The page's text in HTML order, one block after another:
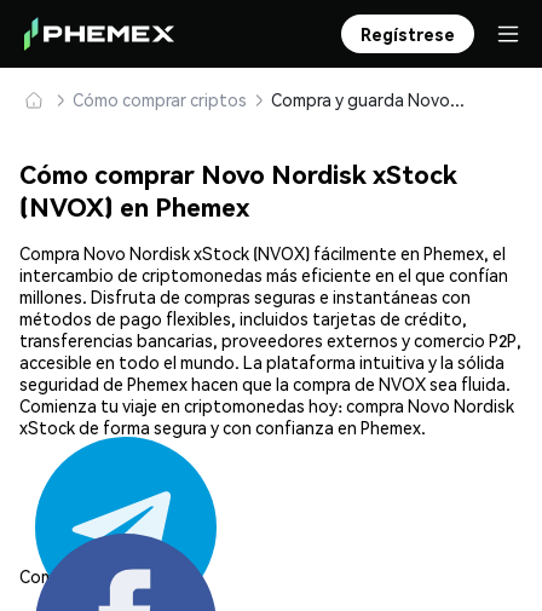
Regístrese
Cómo comprar criptos Compra y guarda Novo Nordisk xStock (NVOX) de forma segura
Cómo comprar Novo Nordisk xStock
(NVOX) en Phemex
Compra Novo Nordisk xStock (NVOX) fácilmente en Phemex, el
intercambio de criptomonedas más eficiente en el que confían
millones. Disfruta de compras seguras e instantáneas con
métodos de pago flexibles, incluidos tarjetas de crédito,
transferencias bancarias, proveedores externos y comercio P2P,
accesible en todo el mundo. La plataforma intuitiva y la sólida
seguridad de Phemex hacen que la compra de NVOX sea fluida.
Comienza tu viaje en criptomonedas hoy: compra Novo Nordisk
xStock de forma segura y con confianza en Phemex.
Compartir: